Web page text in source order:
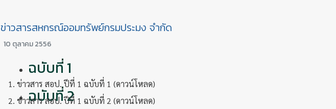
ข่าวสารสหกรณ์ออมทรัพย์กรมประมง จำกัด
10 ตุลาคม 2556
ฉบับที่ 1
ฉบับที่ 2
1. ข่าวสาร สอป. ปีที่ 1 ฉบับที่ 1 (ดาวน์โหลด)
2. ข่าวสาร สอป. ปีที่ 1 ฉบับที่ 2 (ดาวน์โหลด)